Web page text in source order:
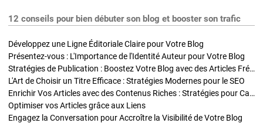
12 conseils pour bien débuter son blog et booster son trafic
Développez une Ligne Éditoriale Claire pour Votre Blog
Présentez-vous : L'Importance de l'Identité Auteur pour Votre Blog
Stratégies de Publication : Boostez Votre Blog avec des Articles Fréquents et Exclusifs
L'Art de Choisir un Titre Efficace : Stratégies Modernes pour le SEO
Enrichir Vos Articles avec des Contenus Riches : Stratégies pour Captiver et Optimiser
Optimiser vos Articles grâce aux Liens
Engagez la Conversation pour Accroître la Visibilité de Votre Blog